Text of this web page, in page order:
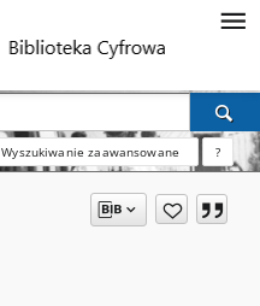
Wyszukiwanie zaawansowane ?